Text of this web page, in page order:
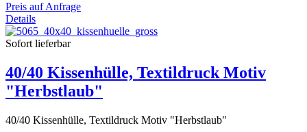
Preis auf Anfrage
Details
Sofort lieferbar
40/40 Kissenhülle, Textildruck Motiv
"Herbstlaub"
40/40 Kissenhülle, Textildruck Motiv "Herbstlaub"